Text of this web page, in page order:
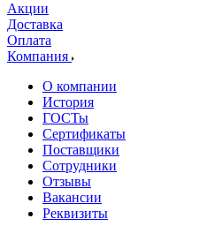
Акции
Доставка
Оплата
Компания
О компании
История
ГОСТы
Сертификаты
Поставщики
Сотрудники
Отзывы
Вакансии
Реквизиты